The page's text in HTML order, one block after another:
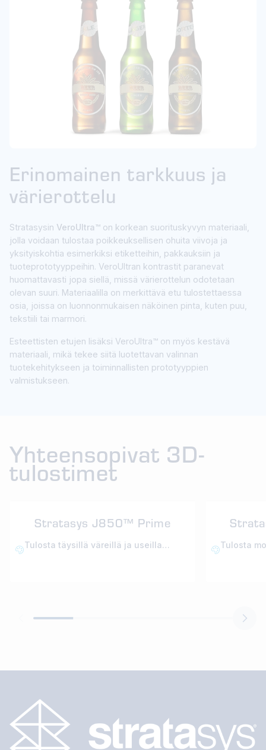
Erinomainen tarkkuus ja
värierottelu
Stratasysin VeroUltra™ on korkean suorituskyvyn materiaali,
jolla voidaan tulostaa poikkeuksellisen ohuita viivoja ja
yksityiskohtia esimerkiksi etiketteihin, pakkauksiin ja
tuoteprototyyppeihin. VeroUltran kontrastit paranevat
huomattavasti jopa siellä, missä värierottelun odotetaan
olevan suuri. Materiaalilla on merkittävä etu tulostettaessa
osia, joissa on luonnonmukaisen näköinen pinta, kuten puu,
tekstiili tai marmori.
Esteettisten etujen lisäksi VeroUltra™ on myös kestävä
materiaali, mikä tekee siitä luotettavan valinnan
tuotekehitykseen ja toiminnallisten prototyyppien
valmistukseen.
Yhteensopivat 3D-
tulostimet
Stratasys J850™ Prime
Tulosta täysillä väreillä ja useilla
Tulosta